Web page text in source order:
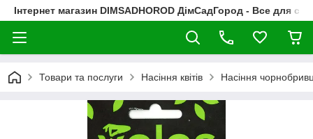
Інтернет магазин DIMSADHOROD ДімСадГород - Все для
Товари та послуги Насіння квітів Насіння